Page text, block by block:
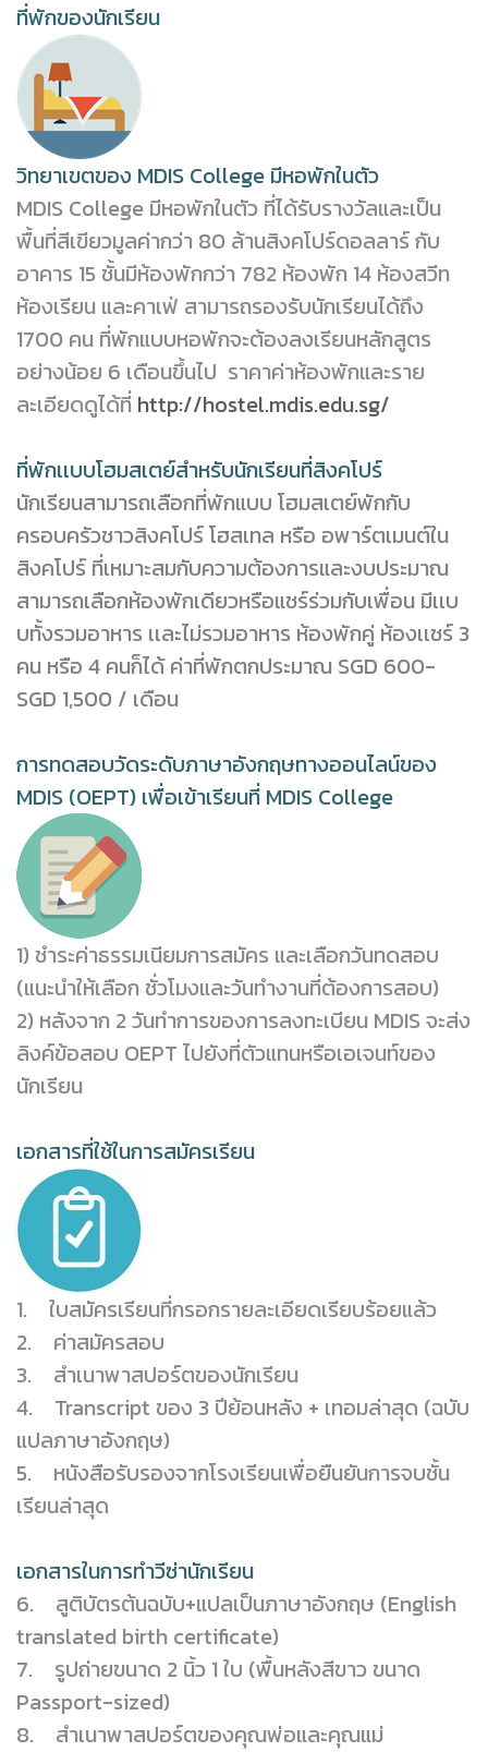
ที่พักของนักเรียน
วิทยาเขตของ MDIS College มีหอพักในตัว
MDIS College มีหอพักในตัว ที่ได้รับรางวัลและเป็น
พื้นที่สีเขียวมูลค่ากว่า 80 ล้านสิงคโปร์ดอลลาร์ กับ
อาคาร 15 ชั้นมีห้องพักกว่า 782 ห้องพัก 14 ห้องสวีท
ห้องเรียน และคาเฟ่ สามารถรองรับนักเรียนได้ถึง
1700 คน ที่พักแบบหอพักจะต้องลงเรียนหลักสูตร
อย่างน้อย 6 เดือนขึ้นไป ราคาค่าห้องพักและราย
ละเอียดดูได้ที่ http://hostel.mdis.edu.sg/
ที่พักเเบบโฮมสเตย์สำหรับนักเรียนที่สิงคโปร์
นักเรียนสามารถเลือกที่พักแบบ โฮมสเตย์พักกับ
ครอบครัวชาวสิงคโปร์ โฮสเทล หรือ อพาร์ตเมนต์ใน
สิงคโปร์ ที่เหมาะสมกับความต้องการและงบประมาณ
สามารถเลือกห้องพักเดียวหรือแชร์ร่วมกับเพื่อน มีเเบ
บทั้งรวมอาหาร เเละไม่รวมอาหาร ห้องพักคู่ ห้องเเชร์ 3
คน หรือ 4 คนก็ได้ ค่าที่พักตกประมาณ SGD 600-
SGD 1,500 / เดือน
การทดสอบวัดระดับภาษาอังกฤษทางออนไลน์ของ
MDIS (OEPT) เพื่อเข้าเรียนที่ MDIS College
1) ชำระค่าธรรมเนียมการสมัคร และเลือกวันทดสอบ
(แนะนำให้เลือก ชั่วโมงและวันทำงานที่ต้องการสอบ)
2) หลังจาก 2 วันทำการของการลงทะเบียน MDIS จะส่ง
ลิงค์ข้อสอบ OEPT ไปยังที่ตัวแทนหรือเอเจนท์ของ
นักเรียน
เอกสารที่ใช้ในการสมัครเรียน
1. ใบสมัครเรียนที่กรอกรายละเอียดเรียบร้อยแล้ว
2. ค่าสมัครสอบ
3. สำเนาพาสปอร์ตของนักเรียน
4. Transcript ของ 3 ปีย้อนหลัง + เทอมล่าสุด (ฉบับ
แปลภาษาอังกฤษ)
5. หนังสือรับรองจากโรงเรียนเพื่อยืนยันการจบชั้น
เรียนล่าสุด
เอกสารในการทำวีซ่านักเรียน
6. สูติบัตรต้นฉบับ+แปลเป็นภาษาอังกฤษ (English
translated birth certificate)
7. รูปถ่ายขนาด 2 นิ้ว 1 ใบ (พื้นหลังสีขาว ขนาด
Passport-sized)
8. สำเนาพาสปอร์ตของคุณพ่อและคุณแม่